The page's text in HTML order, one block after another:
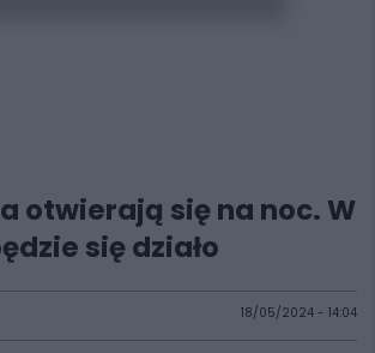
otwierają się na noc. W
się działo
18/05/2024 - 14:04